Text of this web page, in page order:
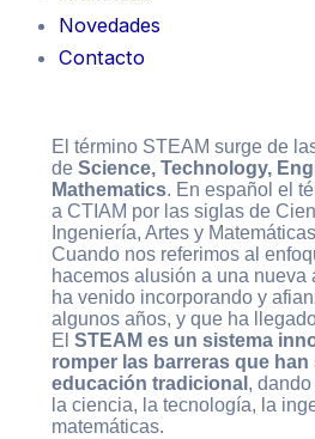
Novedades
Contacto
El término STEAM surge de
deScience, Technology,
Mathematics. En español el
a CTIAM por las siglas de
Ingeniería, Artes y
Cuando nos referimos al
hacemos alusión a una
ha venido incorporando y
algunos años, y que ha
El STEAM es un sistema
romper las barreras que
educación tradicional ,
la ciencia, la tecnología, la
matemáticas.